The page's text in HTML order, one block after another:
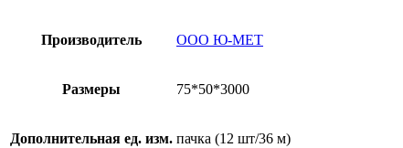
Производитель ООО Ю-МЕТ
Размеры 75*50*3000
Дополнительная ед. изм. пачка (12 шт/36 м)